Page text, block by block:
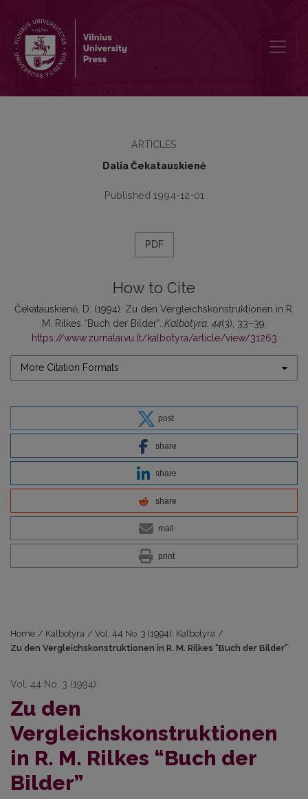
ARTICLES
Dalia Čekatauskienė
Published 1994-12-01
PDF
How to Cite
Čekatauskienė, D. (1994). Zu den Vergleichskonstruktionen in R.
M. Rilkes “Buch der Bilder”. Kalbotyra,44(3), 33–39.
https://www.zurnalai.vu.lt/kalbotyra/article/view/31263
More Citation Formats
post
share
share
share
mail
print
Home / Kalbotyra / Vol. 44 No. 3 (1994): Kalbotyra /
Zu den Vergleichskonstruktionen in R. M. Rilkes “Buch der Bilder”
Vol. 44 No. 3 (1994)
Zu den
Vergleichskonstruktionen
in R. M. Rilkes “Buch der
Bilder”